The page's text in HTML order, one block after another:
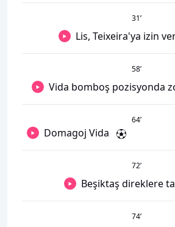
31’
Lis, Teixeira'ya izin
58’
Vida bomboş pozisyonda
64’
Domagoj Vida
72’
Beşiktaş direklere
74’